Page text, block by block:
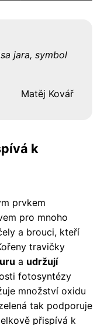
jara, symbol
Matěj Kovář
k
prvkem
pro mnoho
a brouci, kteří
travičky
a udržují
fotosyntézy
množství oxidu
tak podporuje
přispívá k